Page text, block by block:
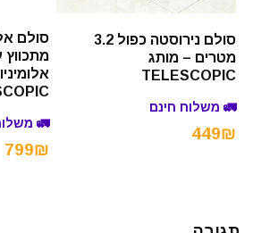
סולם נירוסטה כפול 3.2
מטרים – מותג
TELESCOPIC
🚛 משלוח חינם
449₪
סולם
מתכווץ
🚛
799₪